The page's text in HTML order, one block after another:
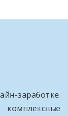
заработке.